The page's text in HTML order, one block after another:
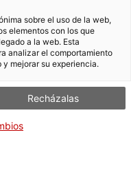
para Startups
las opciones
la que se
acceder a
de
sobre el uso de la web,
elementos con los que
a la web. Esta
analizar el comportamiento
mejorar su experiencia.
Recházalas